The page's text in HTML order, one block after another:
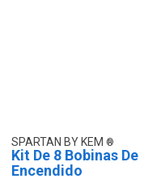
SPARTAN BY KEM
Kit De 8 Bobinas De
Encendido